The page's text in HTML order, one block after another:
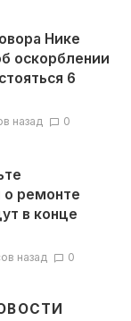
Нике
оскорблении
6
назад 0
ремонте
в конце
назад 0